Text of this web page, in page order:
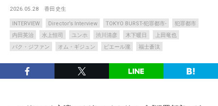
2026.05.28 香田史生
INTERVIEW Director’s Interview TOKYO BURST-犯罪都市-
犯罪都市
内田英治
水上恒司 ユンホ 渋川清彦 木下暖日
上田竜也
パク・ジファン
オム・ギジュン ピエール瀧 福士蒼汰